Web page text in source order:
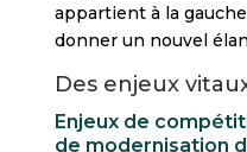
appartient à la
donner un nouvel
Des enjeux
Enjeux de
de modernisation